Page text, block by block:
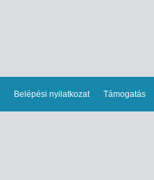
Belépési nyilatkozat Támogatás